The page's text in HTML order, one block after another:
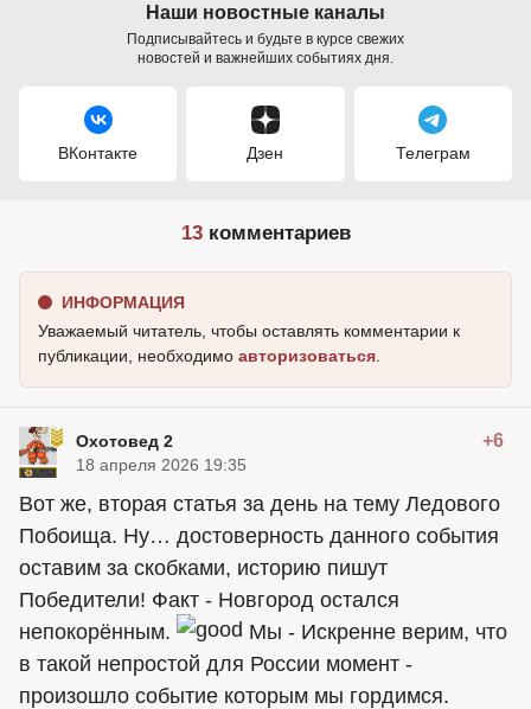
Наши новостные каналы
Подписывайтесь и будьте в курсе свежих
новостей и важнейших событиях дня.
ВКонтакте Дзен Телеграм
13комментариев
ИНФОРМАЦИЯ
Уважаемый читатель, чтобы оставлять комментарии к
публикации, необходимо авторизоваться
Охотовед 2 +6
18 апреля 2026 19:35
Вот же, вторая статья за день на тему Ледового
Побоища. Ну… достоверность данного события
оставим за скобками, историю пишут
Победители! Факт - Новгород остался
непокорённым.
Мы - Искренне верим, что
в такой непростой для России момент -
произошло событие которым мы гордимся.